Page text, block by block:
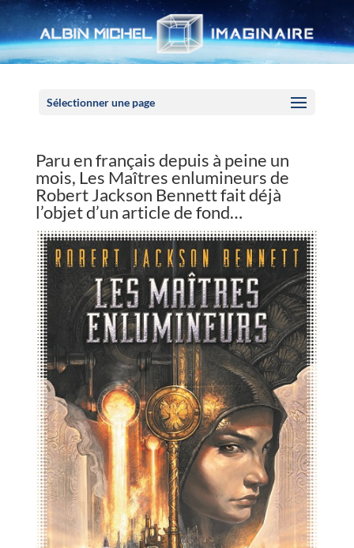
Sélectionner une page
Paru en français depuis à peine un
mois, Les Maîtres enlumineurs de
Robert Jackson Bennett fait déjà
l’objet d’un article de fond…
Panneau de gestion des cookies